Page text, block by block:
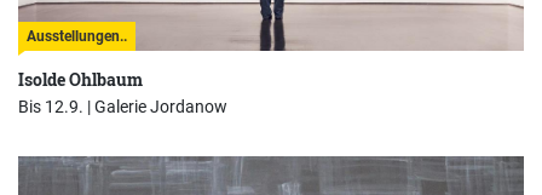
Ausstellungen..
Isolde Ohlbaum
Bis 12.9. |Galerie Jordanow